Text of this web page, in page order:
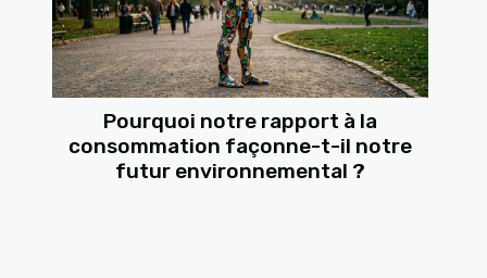
Pourquoi notre rapport à la
consommation façonne-t-il notre
futur environnemental ?